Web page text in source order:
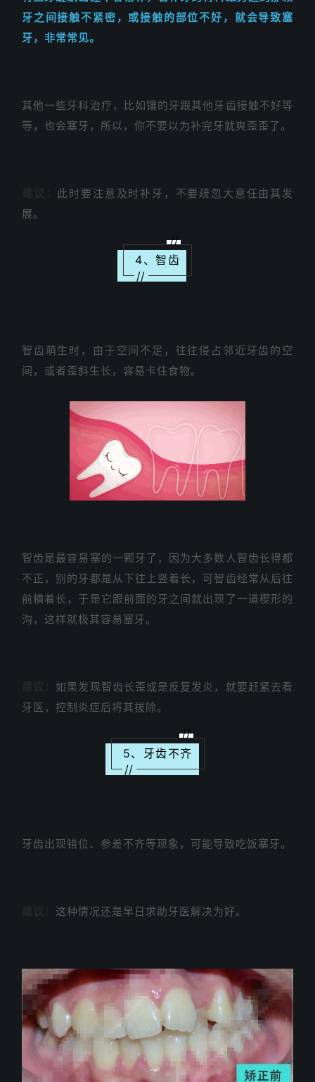
牙之间接触不紧密，或接触的部位不好，就会导致塞
牙，非常常见。
其他一些牙科治疗，比如镶的牙跟其他牙齿接触不好等
等，也会塞牙，所以，你不要以为补完牙就爽歪歪了。
此时要注意及时补牙，不要疏忽大意任由其发
展。
//
4、智齿
//
智齿萌生时，由于空间不足，往往侵占邻近牙齿的空
间，或者歪斜生长，容易卡住食物。
智齿是最容易塞的一颗牙了，因为大多数人智齿长得都
不正，别的牙都是从下往上竖着长，可智齿经常从后往
前横着长，于是它跟前面的牙之间就出现了一道楔形的
沟，这样就极其容易塞牙。
如果发现智齿长歪或是反复发炎，就要赶紧去看
牙医，控制炎症后将其拔除。
//
5、牙齿不齐
//
牙齿出现错位、参差不齐等现象，可能导致吃饭塞牙。
这种情况还是早日求助牙医解决为好。